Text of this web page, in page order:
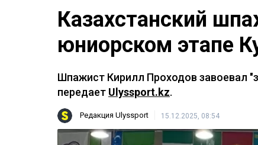
Казахстанский
юниорском этапе
Шпажист Кирилл Проходов завоевал
передает Ulyssport.kz.
Редакция Ulyssport 15.12.2025, 08:54